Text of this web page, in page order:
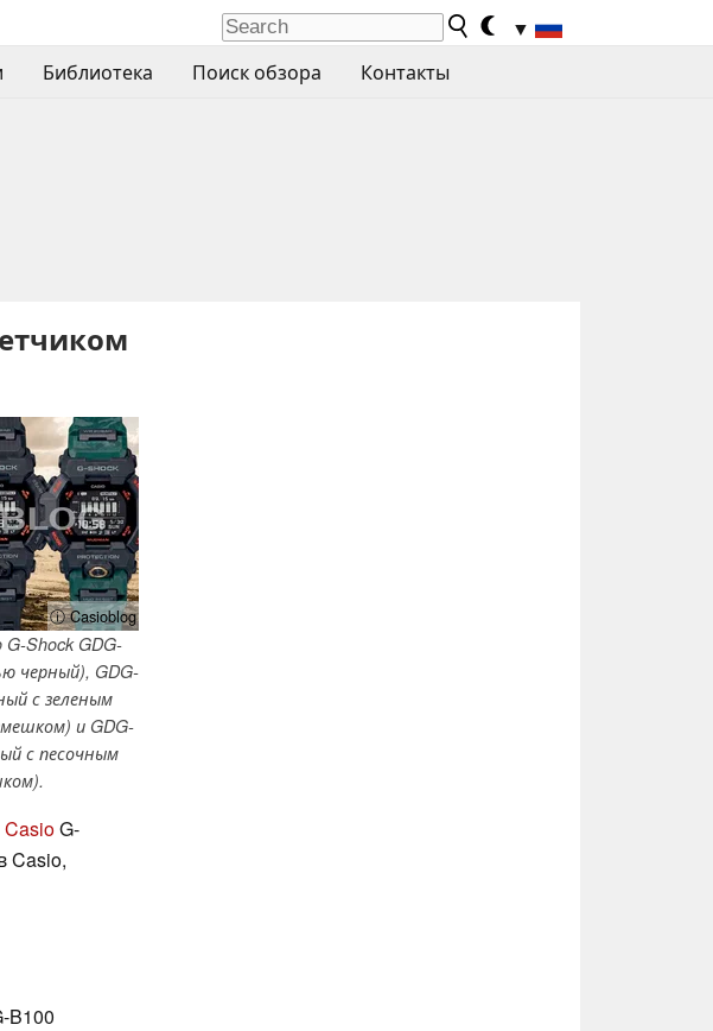
▼
Библиотека Поиск обзора Контакты
ⓘ Casioblog
Shock GDG-
черный), GDG-
с зеленым
и GDG-
с песочным
CasioG-
Casio,
B100